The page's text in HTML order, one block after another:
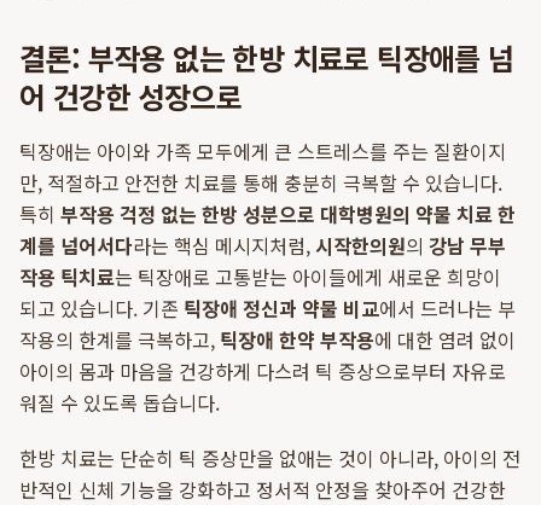
결론: 부작용 없는 한방 치료로 틱장애를 넘
어 건강한 성장으로
틱장애는 아이와 가족 모두에게 큰 스트레스를 주는 질환이지
만, 적절하고 안전한 치료를 통해 충분히 극복할 수 있습니다.
특히 부작용 걱정 없는 한방 성분으로 대학병원의 약물 치료 한
계를 넘어서다라는 핵심 메시지처럼,시작한의원의 강남 무부
작용 틱치료는 틱장애로 고통받는 아이들에게 새로운 희망이
되고 있습니다. 기존 틱장애 정신과 약물 비교에서 드러나는 부
작용의 한계를 극복하고, 틱장애 한약 부작용에 대한 염려 없이
아이의 몸과 마음을 건강하게 다스려 틱 증상으로부터 자유로
워질 수 있도록 돕습니다.
한방 치료는 단순히 틱 증상만을 없애는 것이 아니라, 아이의 전
반적인 신체 기능을 강화하고 정서적 안정을 찾아주어 건강한